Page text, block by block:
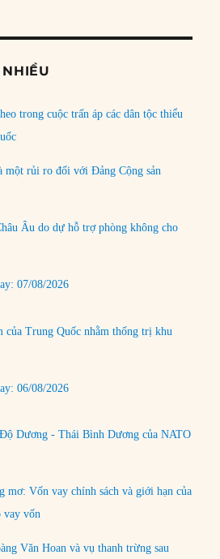
trong cuộc trấn áp các dân tộc thiểu
một rủi ro đối với Đảng Cộng sản
Âu do dự hỗ trợ phòng không cho
07/08/2026
của Trung Quốc nhằm thống trị khu
06/08/2026
Dương - Thái Bình Dương của NATO
mơ: Vốn vay chính sách và giới hạn của
vay vốn
Văn Hoan và vụ thanh trừng sau